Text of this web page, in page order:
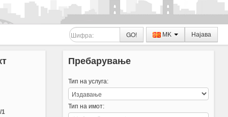
Најава
MK
GO!
1
Пребарување
Тип на услуга:
Тип на имот: